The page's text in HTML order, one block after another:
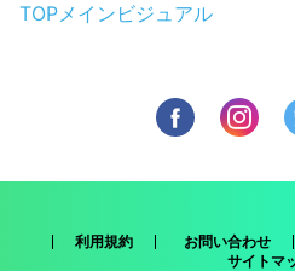
TOPメインビジュアル
利用規約 お問い合わせ
サイトマ